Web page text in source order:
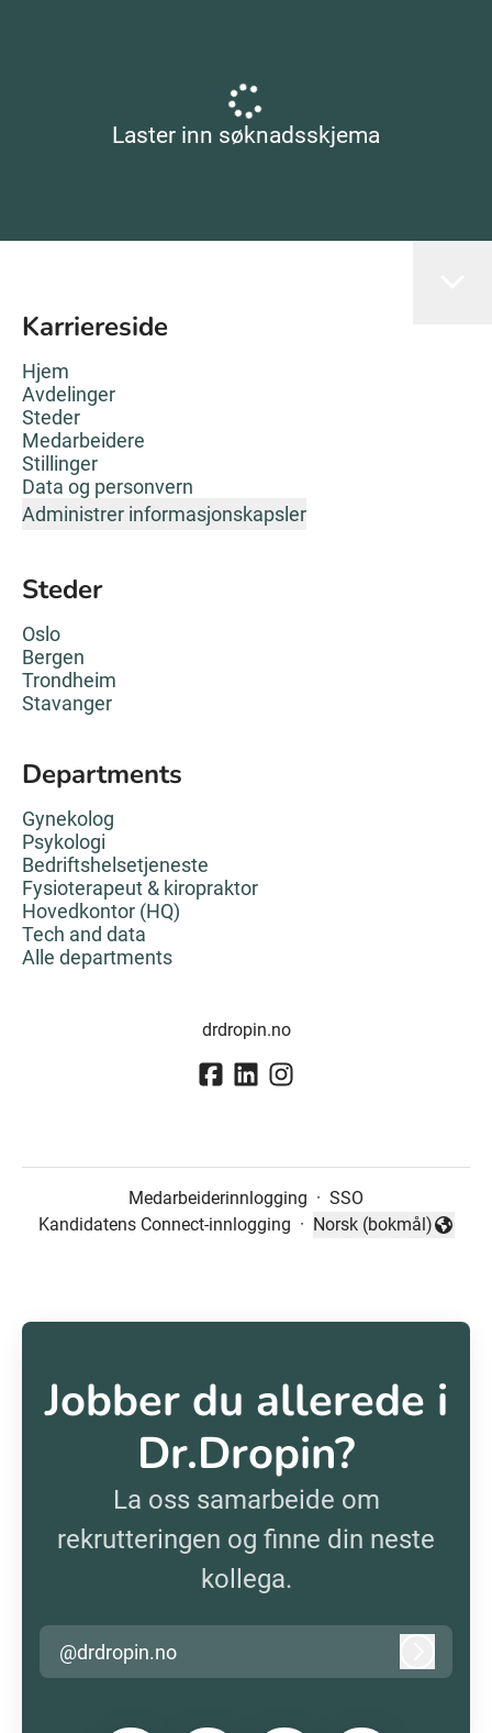
Laster inn søknadsskjema
Karriereside
Hjem
Avdelinger
Steder
Medarbeidere
Stillinger
Data og personvern
Administrer informasjonskapsler
Steder
Oslo
Bergen
Trondheim
Stavanger
Departments
Gynekolog
Psykologi
Bedriftshelsetjeneste
Fysioterapeut & kiropraktor
Hovedkontor (HQ)
Tech and data
Alle departments
drdropin.no
Medarbeiderinnlogging · SSO
Kandidatens Connect-innlogging ·
Endre språk
Norsk (bokmål)
Jobber du allerede i
Dr.Dropin?
La oss samarbeide om
rekrutteringen og finne din neste
kollega.
@drdropin.no